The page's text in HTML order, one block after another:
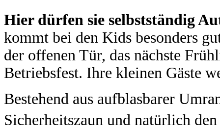
Hier dürfen sie selbstständig
kommt bei den Kids besonders
der offenen Tür, das nächste
Betriebsfest. Ihre kleinen Gäste
Bestehend aus aufblasbarer
Sicherheitszaun und natürlich